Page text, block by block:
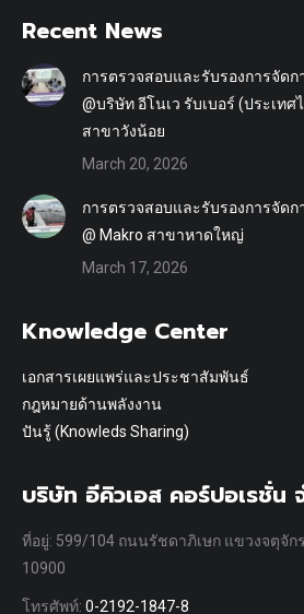
Recent News
การตรวจสอบและรับรองการจัดก
@บริษัท อีโนเว รับเบอร์ (ประเท
สาขาวังน้อย
March 20, 2026
การตรวจสอบและรับรองการจัดก
@ Makro สาขาหาดใหญ่
March 17, 2026
Knowledge Center
เอกสารเผยแพร่และประชาสัมพันธ์
กฎหมายด้านพลังงาน
ปันรู้ (Knowleds Sharing)
บริษัท อีคิวเอส คอร์ปอเรชั่น
ที่อยู่: 599/104 ถนนรัชดาภิเษก แขวงจตุจัก
10900
โทรศัพท์: 0-2192-1847-8